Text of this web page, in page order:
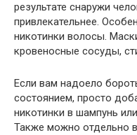
результате снаружи
привлекательнее.
никотинки волосы.
кровеносные сосуды,
Если вам надоело
состоянием, просто
никотинки в шампунь
Также можно отдельно